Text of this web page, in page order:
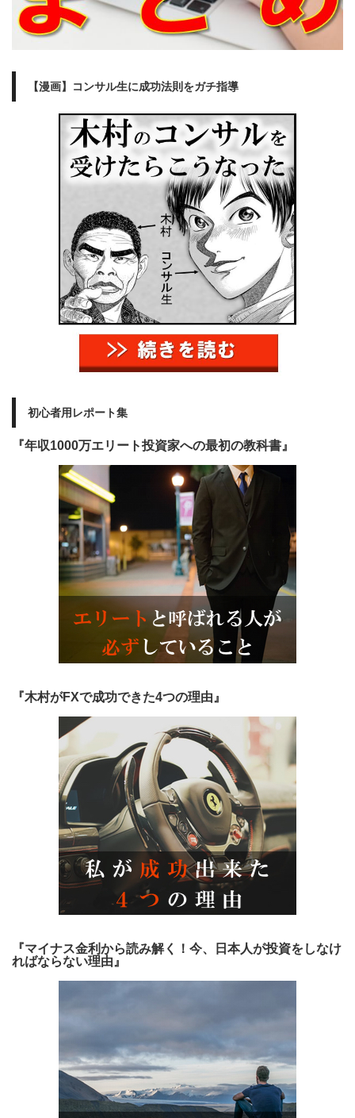
【漫画】コンサル生に成功法則をガチ指導
初心者用レポート集
『年収1000万エリート投資家への最初の教科書』
『木村がFXで成功できた4つの理由』
『マイナス金利から読み解く！今、日本人が投資をしなけ
ればならない理由』